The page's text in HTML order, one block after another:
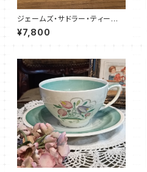
ジェームズ・サドラー・ティーポッ
ト／ヘンリーⅧ（JS0008）
¥7,800